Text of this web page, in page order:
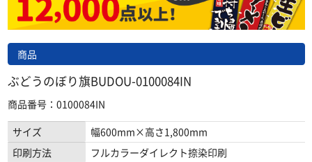
商品
ぶどうのぼり旗BUDOU-0100084IN
商品番号：0100084IN
サイズ
幅600mm×高さ1,800mm
印刷方法
フルカラーダイレクト捺染印刷